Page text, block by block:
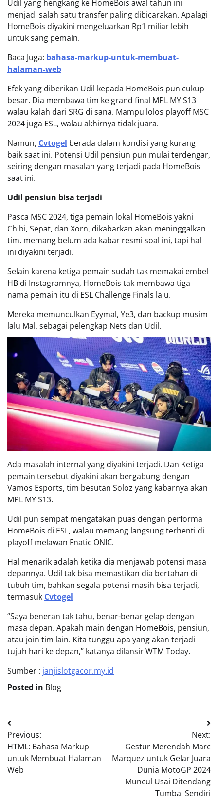
Udil yang hengkang ke HomeBois awal tahun ini
menjadi salah satu transfer paling dibicarakan. Apalagi
HomeBois diyakini mengeluarkan Rp1 miliar lebih
untuk sang pemain.
Baca Juga: bahasa-markup-untuk-membuat-
halaman-web
Efek yang diberikan Udil kepada HomeBois pun cukup
besar. Dia membawa tim ke grand final MPL MY S13
walau kalah dari SRG di sana. Mampu lolos playoff MSC
2024 juga ESL, walau akhirnya tidak juara.
Namun, Cvtogel berada dalam kondisi yang kurang
baik saat ini. Potensi Udil pensiun pun mulai terdengar,
seiring dengan masalah yang terjadi pada HomeBois
saat ini.
Udil pensiun bisa terjadi
Pasca MSC 2024, tiga pemain lokal HomeBois yakni
Chibi, Sepat, dan Xorn, dikabarkan akan meninggalkan
tim. memang belum ada kabar resmi soal ini, tapi hal
ini diyakini terjadi.
Selain karena ketiga pemain sudah tak memakai embel
HB di Instagramnya, HomeBois tak membawa tiga
nama pemain itu di ESL Challenge Finals lalu.
Mereka memunculkan Eyymal, Ye3, dan backup musim
lalu Mal, sebagai pelengkap Nets dan Udil.
Ada masalah internal yang diyakini terjadi. Dan Ketiga
pemain tersebut diyakini akan bergabung dengan
Vamos Esports, tim besutan Soloz yang kabarnya akan
MPL MY S13.
Udil pun sempat mengatakan puas dengan performa
HomeBois di ESL, walau memang langsung terhenti di
playoff melawan Fnatic ONIC.
Hal menarik adalah ketika dia menjawab potensi masa
depannya. Udil tak bisa memastikan dia bertahan di
tubuh tim, bahkan segala potensi masih bisa terjadi,
termasuk Cvtogel
“Saya beneran tak tahu, benar-benar gelap dengan
masa depan. Apakah main dengan HomeBois, pensiun,
atau join tim lain. Kita tunggu apa yang akan terjadi
tujuh hari ke depan,” katanya dilansir WTM Today.
Sumber : janjislotgacor.my.id
Posted in Blog
Post
navigation
Previous:
HTML: Bahasa Markup
untuk Membuat Halaman
Web
Next:
Gestur Merendah Marc
Marquez untuk Gelar Juara
Dunia MotoGP 2024
Muncul Usai Ditendang
Tumbal Sendiri